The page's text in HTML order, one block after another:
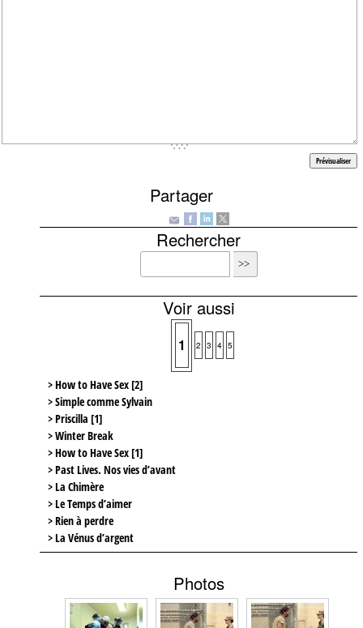
Partager
Rechercher
Voir aussi
1 2 3 4 5
> How to Have Sex [2]
> Simple comme Sylvain
> Priscilla [1]
> Winter Break
> How to Have Sex [1]
> Past Lives. Nos vies d’avant
> La Chimère
> Le Temps d’aimer
> Rien à perdre
> La Vénus d’argent
Photos